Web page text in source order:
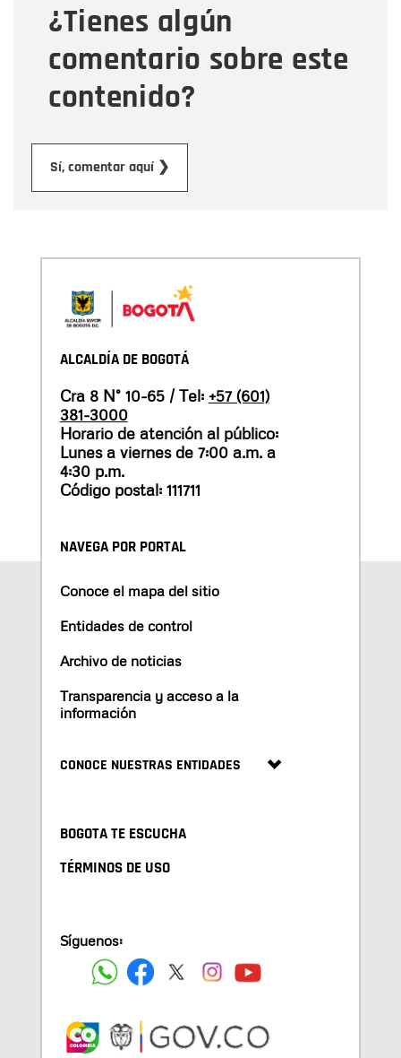
¿Tienes algún
comentario sobre este
contenido?
Sí, comentar aquí ❯
Mensaje
ALCALDÍA DE BOGOTÁ
Cra 8 N° 10-65 / Tel: +57 (601)
381-3000
Horario de atención al público:
Lunes a viernes de 7:00 a.m. a
4:30 p.m.
Código postal: 111711
NAVEGA POR PORTAL
Conoce el mapa del sitio
Entidades de control
Archivo de noticias
Transparencia y acceso a la
información
CONOCE NUESTRAS ENTIDADES
BOGOTA TE ESCUCHA
TÉRMINOS DE USO
Síguenos: